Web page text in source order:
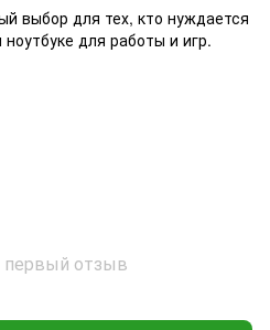
выбор для тех, кто нуждается
для работы и игр.
первый отзыв